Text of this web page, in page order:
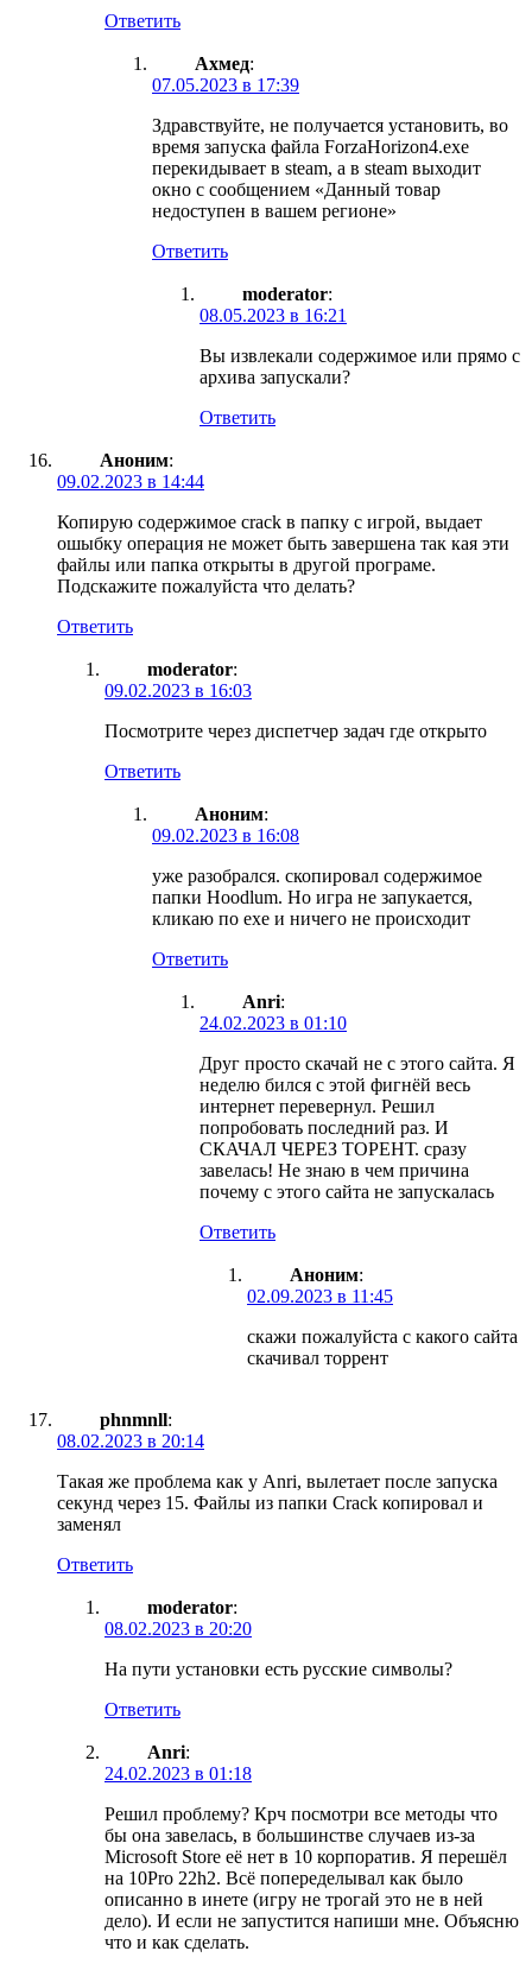
Ответить
Ахмед:
07.05.2023 в 17:39
Здравствуйте, не получается установить, во
время запуска файла ForzaHorizon4.exe
перекидывает в steam, а в steam выходит
окно с сообщением «Данный товар
недоступен в вашем регионе»
Ответить
moderator:
08.05.2023 в 16:21
Вы извлекали содержимое или прямо с
архива запускали?
Ответить
Аноним:
09.02.2023 в 14:44
Копирую содержимое crack в папку с игрой, выдает
ошыбку операция не может быть завершена так кая эти
файлы или папка открыты в другой програме.
Подскажите пожалуйста что делать?
Ответить
moderator:
09.02.2023 в 16:03
Посмотрите через диспетчер задач где открыто
Ответить
Аноним:
09.02.2023 в 16:08
уже разобрался. скопировал содержимое
папки Hoodlum. Но игра не запукается,
кликаю по exe и ничего не происходит
Ответить
Anri:
24.02.2023 в 01:10
Друг просто скачай не с этого сайта. Я
неделю бился с этой фигнёй весь
интернет перевернул. Решил
попробовать последний раз. И
СКАЧАЛ ЧЕРЕЗ ТОРЕНТ. сразу
завелась! Не знаю в чем причина
почему с этого сайта не запускалась
Ответить
Аноним:
02.09.2023 в 11:45
скажи пожалуйста с какого сайта
скачивал торрент
phnmnll:
08.02.2023 в 20:14
Такая же проблема как у Anri, вылетает после запуска
секунд через 15. Файлы из папки Crack копировал и
заменял
Ответить
moderator:
08.02.2023 в 20:20
На пути установки есть русские символы?
Ответить
Anri:
24.02.2023 в 01:18
Решил проблему? Крч посмотри все методы что
бы она завелась, в большинстве случаев из-за
Microsoft Store её нет в 10 корпоратив. Я перешёл
на 10Pro 22h2. Всё попеределывал как было
описанно в инете (игру не трогай это не в ней
дело). И если не запустится напиши мне. Объясню
что и как сделать.